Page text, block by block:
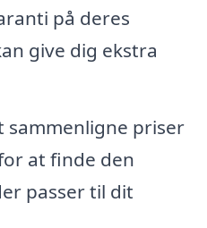
på deres
give dig ekstra
sammenligne priser
at finde den
passer til dit